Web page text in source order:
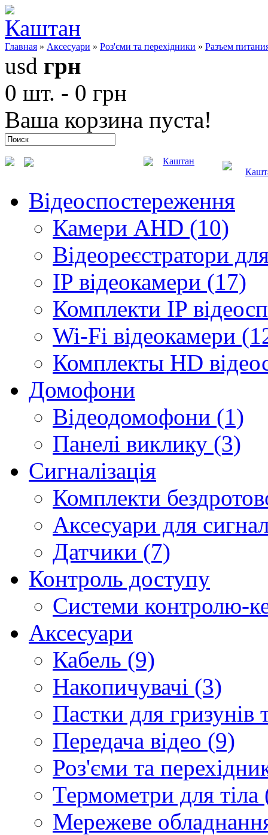
Главная » Аксесуари » Роз'єми та перехідники » Разъем
usd грн
0 шт. - 0 грн
Ваша корзина пуста!
Каштан
Відеоспостереження
Камери AHD (10)
Відеореєстратори
IP відеокамери (17)
Комплекти IP
Wi-Fi відеокамери
Комплекты HD
Домофони
Відеодомофони (1)
Панелі виклику (3)
Сигналізація
Комплекти
Аксесуари для
Датчики (7)
Контроль доступу
Системи контролю-
Аксесуари
Кабель (9)
Накопичувачі (3)
Пастки для гризунів
Передача відео (9)
Роз'єми та
Термометри для тіла
Мережеве